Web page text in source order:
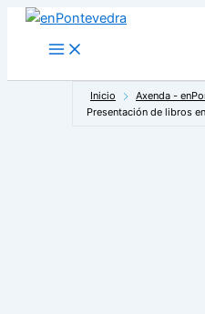
Main
Menu
Inicio Axenda -
Presentación de libros